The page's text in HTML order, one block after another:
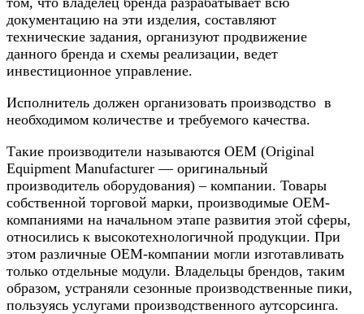
документацию на эти изделия, составляют
технические задания, организуют продвижение
данного бренда и схемы реализации, ведет
инвестиционное управление.
Исполнитель должен организовать производство в
необходимом количестве и требуемого качества.
Такие производители называются ОЕМ (Original
Equipment Manufacturer — оригинальный
производитель оборудования) – компании. Товары
собственной торговой марки, производимые ОЕМ-
компаниями на начальном этапе развития этой сферы,
относились к высокотехнологичной продукции. При
этом различные ОЕМ-компании могли изготавливать
только отдельные модули. Владельцы брендов, таким
образом, устраняли сезонные производственные пики,
пользуясь услугами производственного аутсорсинга.